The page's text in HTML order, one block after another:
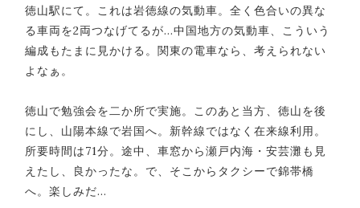
徳山駅にて。これは岩徳線の気動車。全く色合いの異な
る車両を2両つなげてるが…中国地方の気動車、こういう
編成もたまに見かける。関東の電車なら、考えられない
よなぁ。
徳山で勉強会を二か所で実施。このあと当方、徳山を後
にし、山陽本線で岩国へ。新幹線ではなく在来線利用。
所要時間は71分。途中、車窓から瀬戸内海・安芸灘も見
えたし、良かったな。で、そこからタクシーで錦帯橋
へ。楽しみだ…